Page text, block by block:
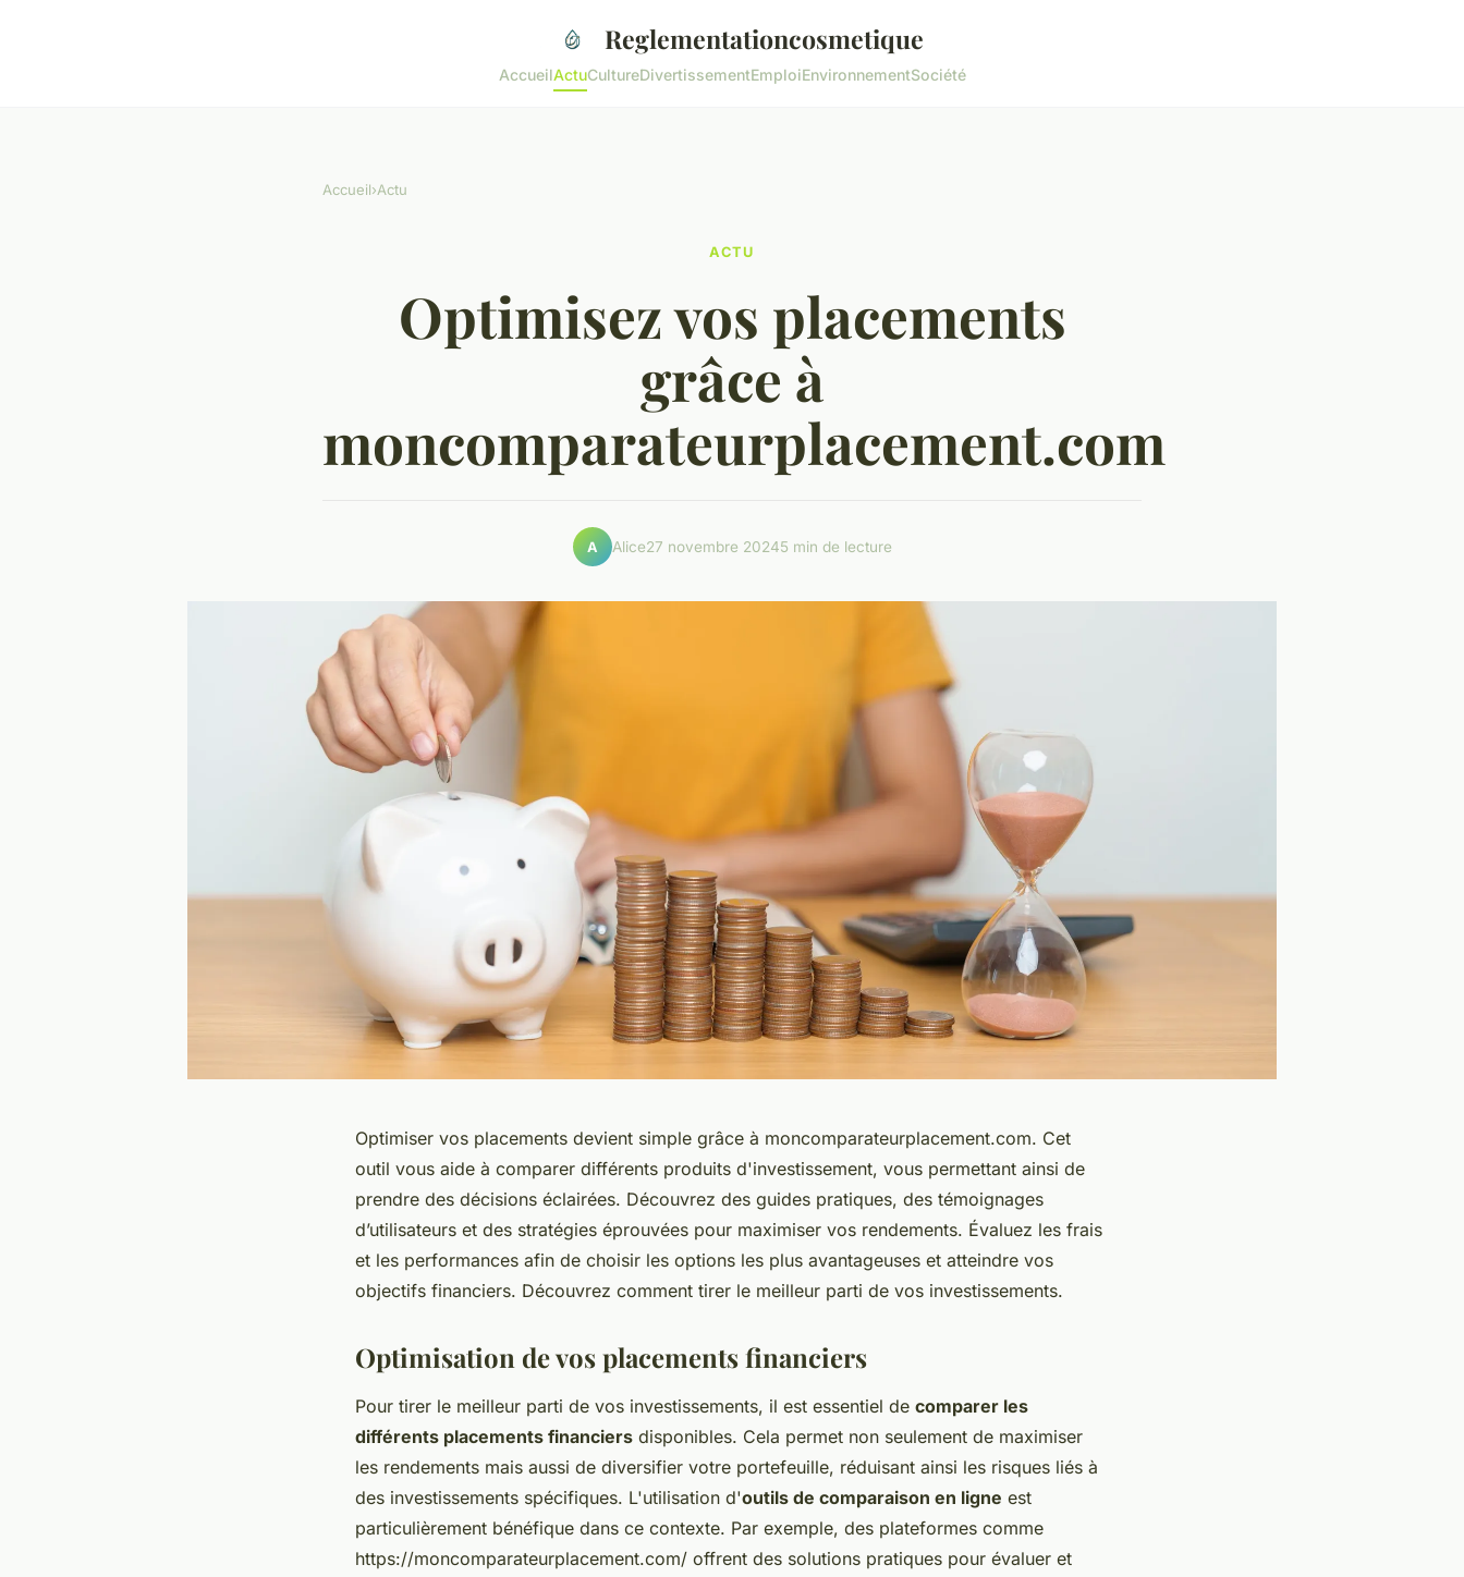
Reglementationcosmetique
AccueilActuCultureDivertissementEmploiEnvironnementSociété
Accueil›Actu
ACTU
Optimisez vos placements
grâce à
moncomparateurplacement.com
A Alice27 novembre 20245 min de lecture
Optimiser vos placements devient simple grâce à moncomparateurplacement.com. Cet
outil vous aide à comparer différents produits d'investissement, vous permettant ainsi de
prendre des décisions éclairées. Découvrez des guides pratiques, des témoignages
d’utilisateurs et des stratégies éprouvées pour maximiser vos rendements. Évaluez les frais
et les performances afin de choisir les options les plus avantageuses et atteindre vos
objectifs financiers. Découvrez comment tirer le meilleur parti de vos investissements.
Optimisation de vos placements financiers
Pour tirer le meilleur parti de vos investissements, il est essentiel de comparer les
différents placements financiers disponibles. Cela permet non seulement de maximiser
les rendements mais aussi de diversifier votre portefeuille, réduisant ainsi les risques liés à
des investissements spécifiques. L'utilisation d'outils de comparaison en ligne est
particulièrement bénéfique dans ce contexte. Par exemple, des plateformes comme
https://moncomparateurplacement.com/ offrent des solutions pratiques pour évaluer et